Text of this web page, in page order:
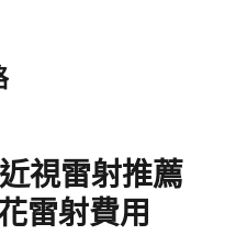
視雷射推薦
雷射費用